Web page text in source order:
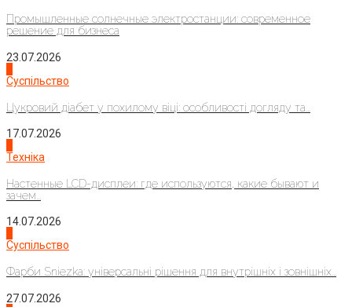
Промышленные солнечные электростанции: современное
решение для бизнеса
23.07.2026
Суспільство
Цукровий діабет у похилому віці: особливості догляду та...
17.07.2026
Техніка
Настенные LCD-дисплеи: где используются, какие бывают и
зачем...
14.07.2026
Суспільство
Фарби Sniezka: універсальні рішення для внутрішніх і зовнішніх...
27.07.2026